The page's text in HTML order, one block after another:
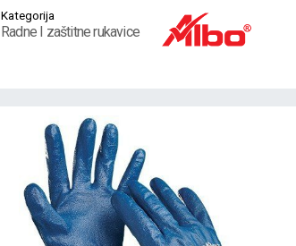
Kategorija
Radne I zaštitne rukavice